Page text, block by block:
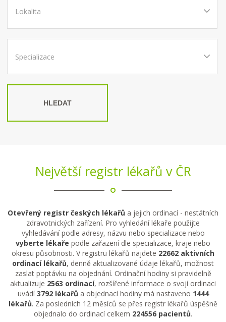
HLEDAT
Největší registr lékařů v ČR
Otevřený registr českých lékařů a jejich ordinací - nestátních
zdravotnických zařízení. Pro vyhledání lékaře použijte
vyhledávání podle adresy, názvu nebo specializace nebo
vyberte lékaře podle zařazení dle specializace, kraje nebo
okresu působnosti. V registru lékařů najdete 22662 aktivních
ordinací lékařů, denně aktualizované údaje lékařů, možnost
zaslat poptávku na objednání. Ordinační hodiny si pravidelně
aktualizuje 2563 ordinací, rozšířené informace o svojí ordinaci
uvádí3792 lékařů a objednací hodiny má nastaveno 1444
lékařů. Za posledních 12 měsíců se přes registr lékařů úspěšně
objednalo do ordinací celkem 224556 pacientů.